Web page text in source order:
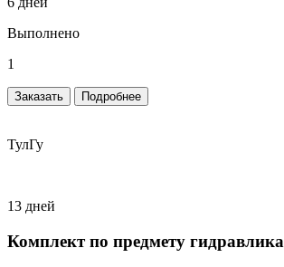
Выполнено
1
Заказать Подробнее
ТулГу
13 дней
Комплект по предмету гидравлика